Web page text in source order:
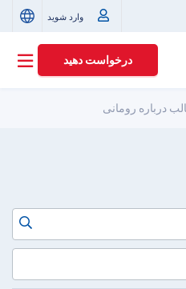
وارد شوید
درخواست دهید